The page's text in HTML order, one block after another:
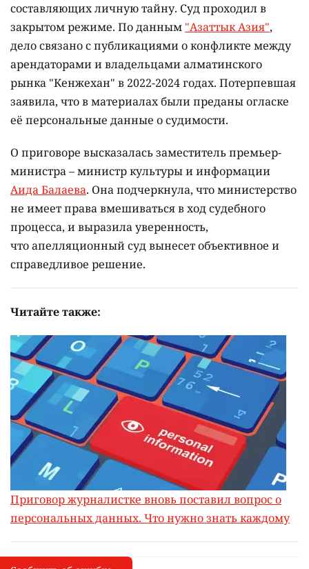
составляющих личную тайну. Суд проходил в
закрытом режиме. По данным "Азаттык Азия",
дело связано с публикациями о конфликте между
арендаторами и владельцами алматинского
рынка "Кенжехан" в 2022-2024 годах. Потерпевшая
заявила, что в материалах были преданы огласке
её персональные данные о судимости.
О приговоре высказалась заместитель премьер-
министра – министр культуры и информации
Аида Балаева. Она подчеркнула, что министерство
не имеет права вмешиваться в ход судебного
процесса, и выразила уверенность,
что апелляционный суд вынесет объективное и
справедливое решение.
Читайте также:
Приговор журналистке вновь поставил вопрос о
персональных данных. Что нужно знать каждому